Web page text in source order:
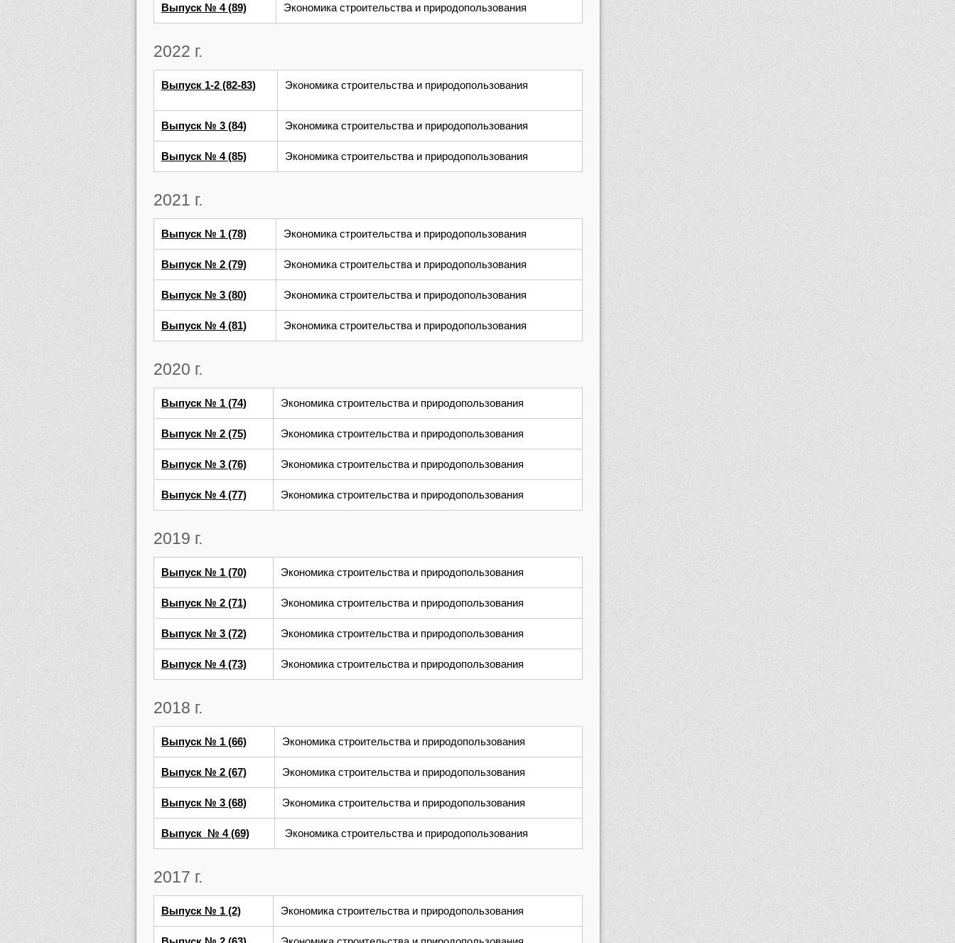
Выпуск № 4 (89) Экономика строительства и природопользования
2022 г.
Выпуск 1-2 (82-83) Экономика строительства и природопользования
Выпуск № 3 (84) Экономика строительства и природопользования
Выпуск № 4 (85) Экономика строительства и природопользования
2021 г.
Выпуск № 1 (78) Экономика строительства и природопользования
Выпуск № 2 (79) Экономика строительства и природопользования
Выпуск № 3 (80) Экономика строительства и природопользования
Выпуск № 4 (81) Экономика строительства и природопользования
2020 г.
Выпуск № 1 (74) Экономика строительства и природопользования
Выпуск № 2 (75) Экономика строительства и природопользования
Выпуск № 3 (76) Экономика строительства и природопользования
Выпуск № 4 (77) Экономика строительства и природопользования
2019 г.
Выпуск № 1 (70) Экономика строительства и природопользования
Выпуск № 2 (71) Экономика строительства и природопользования
Выпуск № 3 (72) Экономика строительства и природопользования
Выпуск № 4 (73) Экономика строительства и природопользования
2018 г.
Выпуск № 1 (66) Экономика строительства и природопользования
Выпуск № 2 (67) Экономика строительства и природопользования
Выпуск № 3 (68) Экономика строительства и природопользования
Выпуск № 4 (69) Экономика строительства и природопользования
2017 г.
Выпуск № 1 (2) Экономика строительства и природопользования